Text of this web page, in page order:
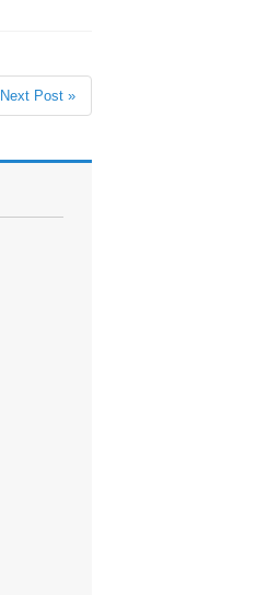
Next Post »